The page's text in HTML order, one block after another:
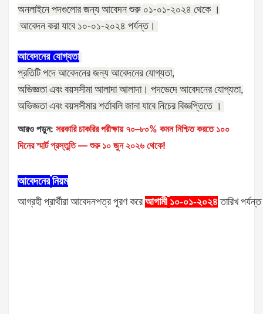
অনলাইনে পদগুলোর জন্য আবেদন শুরু ০১-০১-২০২৪ থেকে ।
আবেদন করা যাবে ১০-০১-২০২৪ পর্যন্ত।
আবেদনের যোগ্যতা
প্রতিটি পদে আবেদনের জন্য আবেদনের যোগ্যতা,
অভিজ্ঞতা এবং বয়সসীমা আলাদা আলাদা। পদভেদে আবেদনের যোগ্যতা,
অভিজ্ঞতা এবং বয়সসীমার শর্তাবলি জানা যাবে নিচের বিজ্ঞপ্তিতে ।
আরও পড়ুন: সরকারি চাকরির পরীক্ষায় ৭০–৮০% কমন নিশ্চিত করতে ১০০
দিনের স্মার্ট প্রস্তুতি — শুরু ১০ জুন ২০২৬ থেকে!
আবেদনের নিয়ম
আগ্রহী প্রার্থীরা আবেদনপত্র পূরণ করে আগামী ১০-০১-২০২৪ তারিখ পর্যন্ত